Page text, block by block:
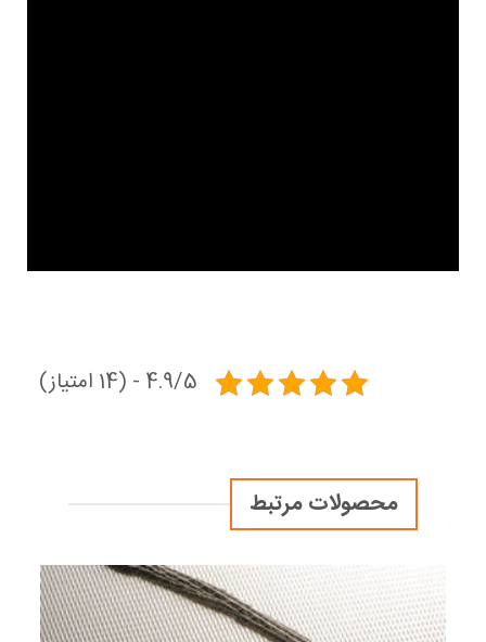
4.9/5 - (14 امتیاز)
محصولات مرتبط